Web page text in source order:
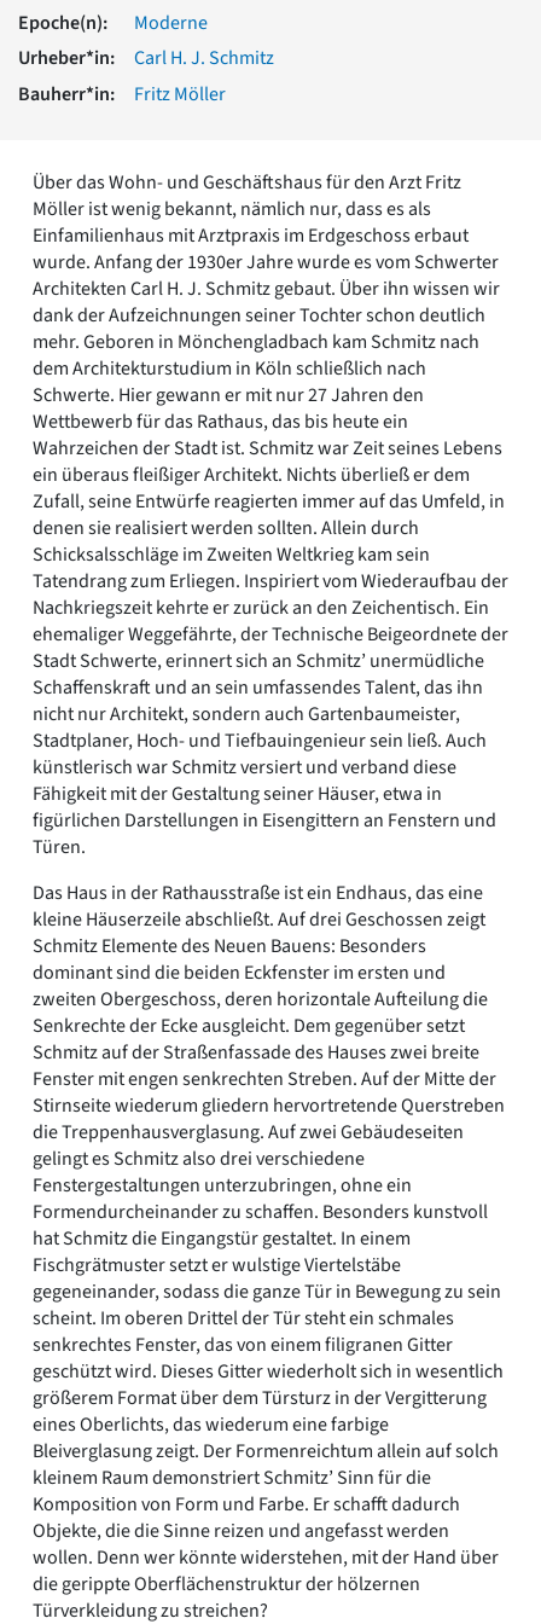
Romanik
Vorromanik
Römische Antike
Über uns
Fachbeirat
Freunde & Förderer
Kontakt
Impressum
Datenschutz
Suchbegriff eingeben
Epoche(n):
Moderne
Urheber*in:
Carl H. J. Schmitz
Bauherr*in:
Fritz Möller
Über das Wohn- und Geschäftshaus für den Arzt Fritz
Möller ist wenig bekannt, nämlich nur, dass es als
Einfamilienhaus mit Arztpraxis im Erdgeschoss erbaut
wurde. Anfang der 1930er Jahre wurde es vom Schwerter
Architekten Carl H. J. Schmitz gebaut. Über ihn wissen wir
dank der Aufzeichnungen seiner Tochter schon deutlich
mehr. Geboren in Mönchengladbach kam Schmitz nach
dem Architekturstudium in Köln schließlich nach
Schwerte. Hier gewann er mit nur 27 Jahren den
Wettbewerb für das Rathaus, das bis heute ein
Wahrzeichen der Stadt ist. Schmitz war Zeit seines Lebens
ein überaus fleißiger Architekt. Nichts überließ er dem
Zufall, seine Entwürfe reagierten immer auf das Umfeld, in
denen sie realisiert werden sollten. Allein durch
Schicksalsschläge im Zweiten Weltkrieg kam sein
Tatendrang zum Erliegen. Inspiriert vom Wiederaufbau der
Nachkriegszeit kehrte er zurück an den Zeichentisch. Ein
ehemaliger Weggefährte, der Technische Beigeordnete der
Stadt Schwerte, erinnert sich an Schmitz’ unermüdliche
Schaffenskraft und an sein umfassendes Talent, das ihn
nicht nur Architekt, sondern auch Gartenbaumeister,
Stadtplaner, Hoch- und Tiefbauingenieur sein ließ. Auch
künstlerisch war Schmitz versiert und verband diese
Fähigkeit mit der Gestaltung seiner Häuser, etwa in
figürlichen Darstellungen in Eisengittern an Fenstern und
Türen.
Das Haus in der Rathausstraße ist ein Endhaus, das eine
kleine Häuserzeile abschließt. Auf drei Geschossen zeigt
Schmitz Elemente des Neuen Bauens: Besonders
dominant sind die beiden Eckfenster im ersten und
zweiten Obergeschoss, deren horizontale Aufteilung die
Senkrechte der Ecke ausgleicht. Dem gegenüber setzt
Schmitz auf der Straßenfassade des Hauses zwei breite
Fenster mit engen senkrechten Streben. Auf der Mitte der
Stirnseite wiederum gliedern hervortretende Querstreben
die Treppenhausverglasung. Auf zwei Gebäudeseiten
gelingt es Schmitz also drei verschiedene
Fenstergestaltungen unterzubringen, ohne ein
Formendurcheinander zu schaffen. Besonders kunstvoll
hat Schmitz die Eingangstür gestaltet. In einem
Fischgrätmuster setzt er wulstige Viertelstäbe
gegeneinander, sodass die ganze Tür in Bewegung zu sein
scheint. Im oberen Drittel der Tür steht ein schmales
senkrechtes Fenster, das von einem filigranen Gitter
geschützt wird. Dieses Gitter wiederholt sich in wesentlich
größerem Format über dem Türsturz in der Vergitterung
eines Oberlichts, das wiederum eine farbige
Bleiverglasung zeigt. Der Formenreichtum allein auf solch
kleinem Raum demonstriert Schmitz’ Sinn für die
Komposition von Form und Farbe. Er schafft dadurch
Objekte, die die Sinne reizen und angefasst werden
wollen. Denn wer könnte widerstehen, mit der Hand über
die gerippte Oberflächenstruktur der hölzernen
Türverkleidung zu streichen?